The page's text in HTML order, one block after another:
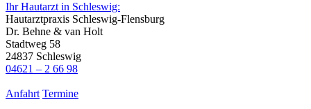
Ihr Hautarzt in Schleswig:
Hautarztpraxis Schleswig-Flensburg
Dr. Behne & van Holt
Stadtweg 58
24837 Schleswig
04621 – 2 66 98
Anfahrt Termine